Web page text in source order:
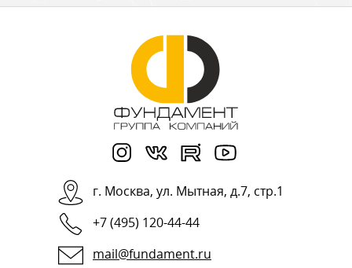
г. Москва, ул. Мытная, д.7, стр.1
+7 (495) 120-44-44
mail@fundament.ru